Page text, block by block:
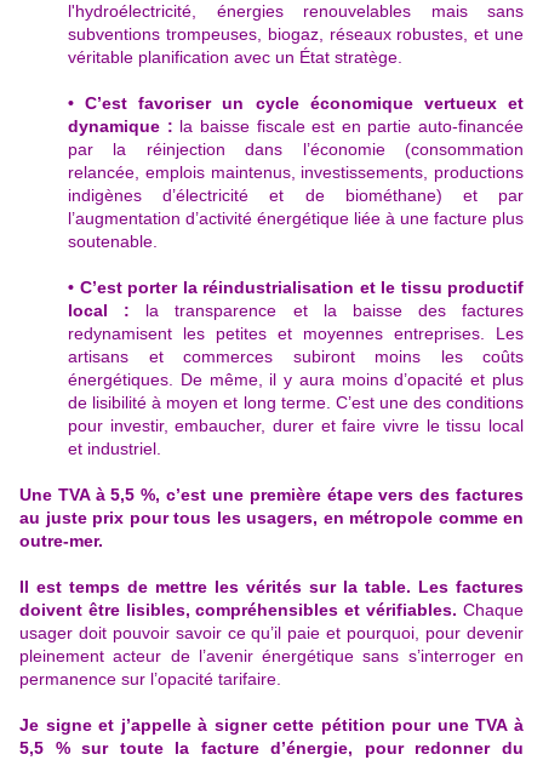
l'hydroélectricité, énergies renouvelables mais sans
subventions trompeuses, biogaz, réseaux robustes, et une
véritable planification avec un État stratège.
• C’est favoriser un cycle économique vertueux et
dynamique : la baisse fiscale est en partie auto-financée
par la réinjection dans l’économie (consommation
relancée, emplois maintenus, investissements, productions
indigènes d’électricité et de biométhane) et par
l’augmentation d’activité énergétique liée à une facture plus
soutenable.
• C’est porter la réindustrialisation et le tissu productif
local : la transparence et la baisse des factures
redynamisent les petites et moyennes entreprises. Les
artisans et commerces subiront moins les coûts
énergétiques. De même, il y aura moins d’opacité et plus
de lisibilité à moyen et long terme. C’est une des conditions
pour investir, embaucher, durer et faire vivre le tissu local
et industriel.
Une TVA à 5,5 %, c’est une première étape vers des factures
au juste prix pour tous les usagers, en métropole comme en
outre-mer.
Il est temps de mettre les vérités sur la table. Les factures
doivent être lisibles, compréhensibles et vérifiables. Chaque
usager doit pouvoir savoir ce qu’il paie et pourquoi, pour devenir
pleinement acteur de l’avenir énergétique sans s’interroger en
permanence sur l’opacité tarifaire.
Je signe et j’appelle à signer cette pétition pour une TVA à
5,5 % sur toute la facture d’énergie, pour redonner du